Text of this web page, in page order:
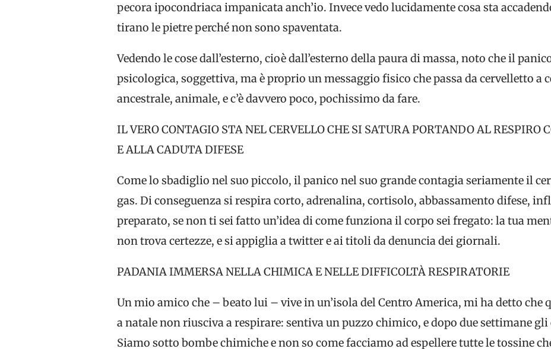
pecora ipocondriaca impanicata anch’io. Invece vedo lucidamente cosa sta
tirano le pietre perché non sono spaventata.
Vedendo le cose dall’esterno, cioè dall’esterno della paura di massa, noto che il
psicologica, soggettiva, ma è proprio un messaggio fisico che passa da cervelletto a
ancestrale, animale, e c’è davvero poco, pochissimo da fare.
IL VERO CONTAGIO STA NEL CERVELLO CHE SI SATURA PORTANDO AL RESPIRO
E ALLA CADUTA DIFESE
Come lo sbadiglio nel suo piccolo, il panico nel suo grande contagia seriamente il
gas. Di conseguenza si respira corto, adrenalina, cortisolo, abbassamento difese,
preparato, se non ti sei fatto un’idea di come funziona il corpo sei fregato: la tua
non trova certezze, e si appiglia a twitter e ai titoli da denuncia dei giornali.
PADANIA IMMERSA NELLA CHIMICA E NELLE DIFFICOLTÀ RESPIRATORIE
Un mio amico che – beato lui – vive in un’isola del Centro America, mi ha detto che
a natale non riusciva a respirare: sentiva un puzzo chimico, e dopo due settimane
Siamo sotto bombe chimiche e non so come facciamo ad espellere tutte le tossine